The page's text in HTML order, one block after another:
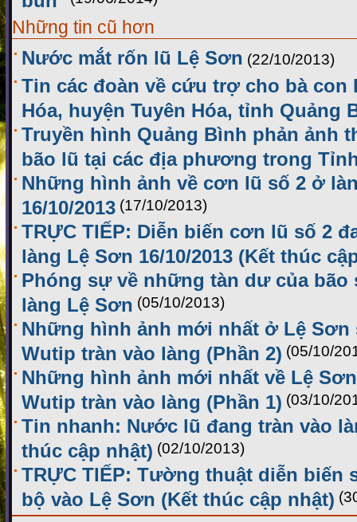
Những tin cũ hơn
Nước mắt rốn lũ Lệ Sơn (22/10/2013)
Tin các đoàn về cứu trợ cho bà con
Hóa, huyện Tuyên Hóa, tỉnh Quảng
Truyền hình Quảng Bình phản ảnh
bão lũ tại các địa phương trong
Những hình ảnh về cơn lũ số 2 ở
16/10/2013 (17/10/2013)
TRỰC TIẾP: Diễn biến cơn lũ số 2
làng Lệ Sơn 16/10/2013 (Kết thúc
Phóng sự về những tàn dư của bão
làng Lệ Sơn (05/10/2013)
Những hình ảnh mới nhất ở Lệ Sơn
Wutip tràn vào làng (Phần 2) (05/10/
Những hình ảnh mới nhất về Lệ
Wutip tràn vào làng (Phần 1) (03/10/
Tin nhanh: Nước lũ đang tràn vào
thúc cập nhật) (02/10/2013)
TRỰC TIẾP: Tường thuật diễn biến
bộ vào Lệ Sơn (Kết thúc cập nhật)